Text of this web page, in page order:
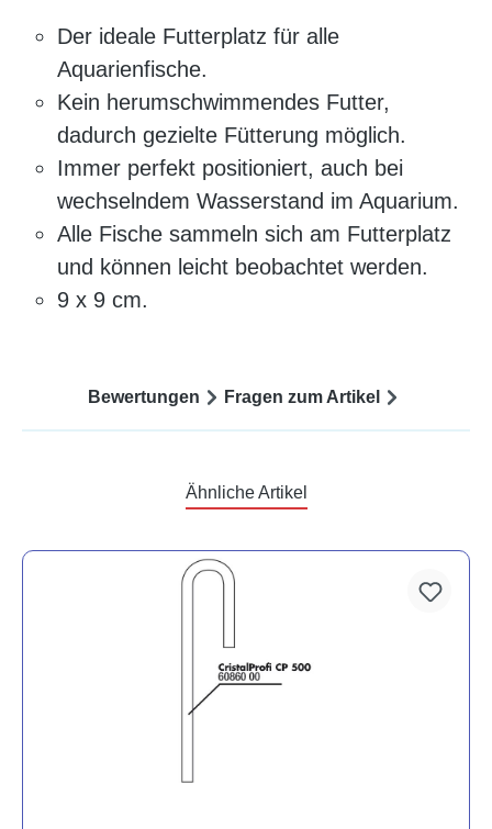
Der ideale Futterplatz für alle
Aquarienfische.
Kein herumschwimmendes Futter,
dadurch gezielte Fütterung möglich.
Immer perfekt positioniert, auch bei
wechselndem Wasserstand im Aquarium.
Alle Fische sammeln sich am Futterplatz
und können leicht beobachtet werden.
9 x 9 cm.
Bewertungen Fragen zum Artikel
Ähnliche Artikel